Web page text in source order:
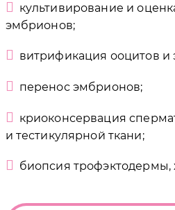
культивирование и
эмбрионов;
витрификация ооцитов и
перенос эмбрионов;
криоконсервация
и тестикулярной ткани;
биопсия трофэктодермы,